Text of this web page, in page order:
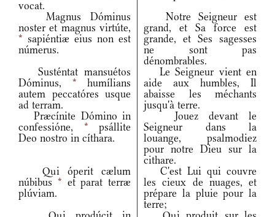
vocat.
Magnus Dóminus
noster et magnus virtúte,
* sapiéntiæ eius non est
númerus.
Notre Seigneur est
grand, et Sa force est
grande, et Ses sagesses
ne sont pas
dénombrables.
Susténtat mansuétos
Dóminus, * humílians
autem peccatóres usque
ad terram.
Le Seigneur vient en
aide aux humbles, Il
abaisse les méchants
jusqu'à terre.
Præcínite Dómino in
confessióne, * psállite
Deo nostro in cíthara.
Jouez devant le
Seigneur dans la
louange, psalmodiez
pour notre Dieu sur la
cithare.
Qui óperit cælum
núbibus * et parat terræ
plúviam.
C'est Lui qui couvre
les cieux de nuages, et
prépare la pluie pour la
terre;